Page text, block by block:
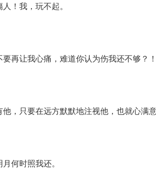
！我，玩不起。
再让我心痛，难道你认为伤我还不够？！
，只要在远方默默地注视他，也就心满意
何时照我还。